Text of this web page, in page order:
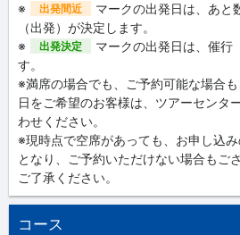
※
出発間近
マークの出発日は、あと
（出発）が決定します。
※
出発決定
マークの出発日は、催行
す。
※満席の場合でも、ご予約可能な場合
日をご希望のお客様は、ツアーセンタ
わせください。
※現時点で空席があっても、お申し込
となり、ご予約いただけない場合もご
ご了承ください。
コース